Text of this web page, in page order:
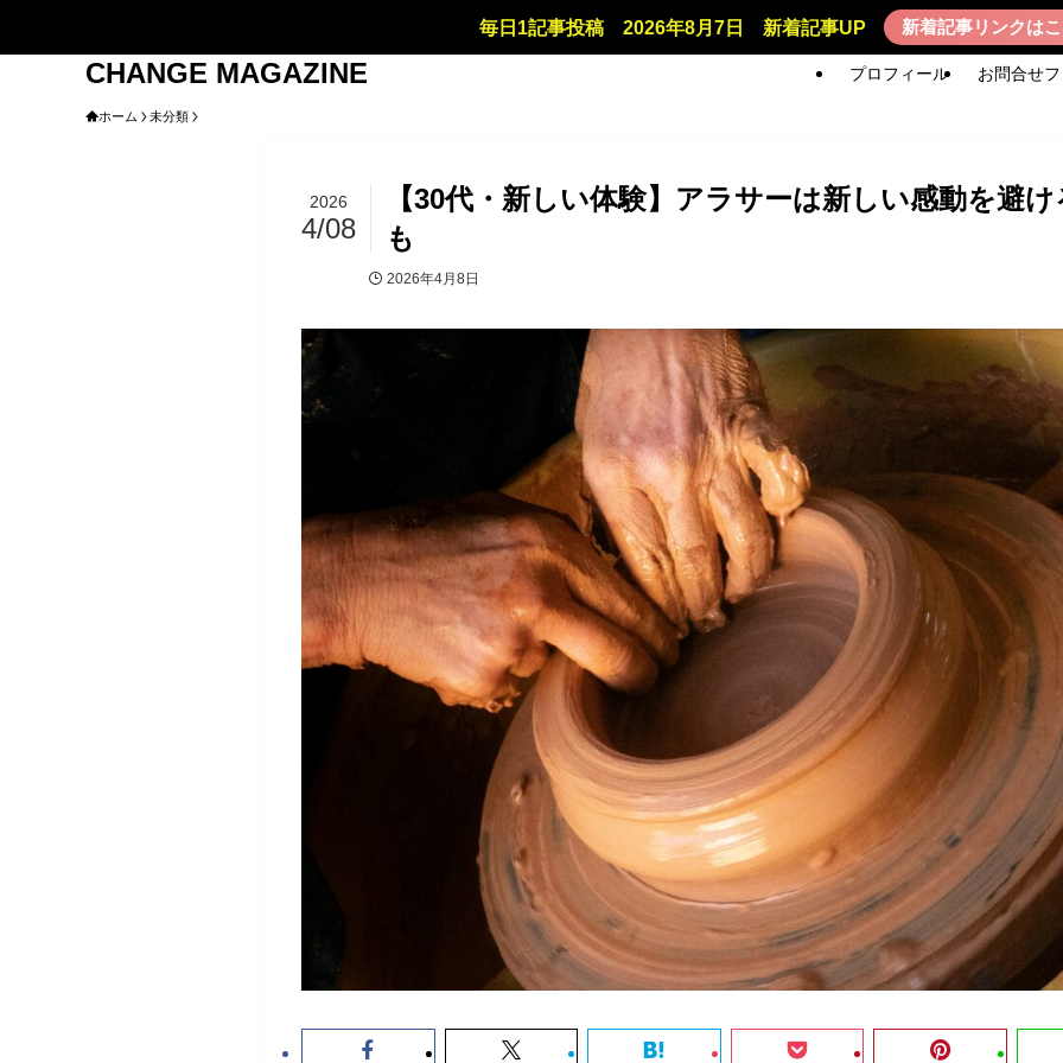
毎日1記事投稿 2026年8月7日 新着記事UP 新着記事リンクは
CHANGE MAGAZINE プロフィール お問合せ
ホーム 未分類
【30代・新しい体験】アラサーは新しい感動を避
も
2026
4/08
2026年4月8日